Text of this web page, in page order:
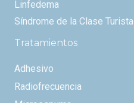
Linfedema
Síndrome de la Clase Turista
Tratamientos
Adhesivo
Radiofrecuencia